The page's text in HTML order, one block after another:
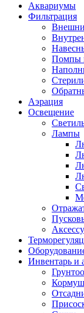
Аквариумы
Фильтрация
Помпы
Аэрация
Освещение
Лампы
Инвентарь и